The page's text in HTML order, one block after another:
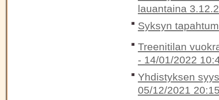
lauantaina
Syksyn
Treenitilan
- 14/01/2022
Yhdistyksen
05/12/2021